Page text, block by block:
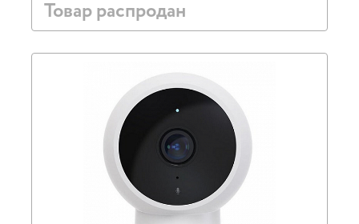
Товар распродан